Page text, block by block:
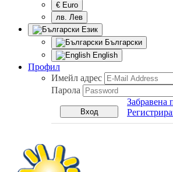
€ Euro
лв. Лев
Език
Български
English
Профил
Имейл адрес
Парола
Забравена